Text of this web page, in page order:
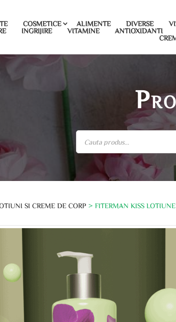
COSMETICE ALIMENTE DIVERSE
INGRIJIRE VITAMINE ANTIOXIDANTI
SI CREME DE CORP > FITERMAN KISS